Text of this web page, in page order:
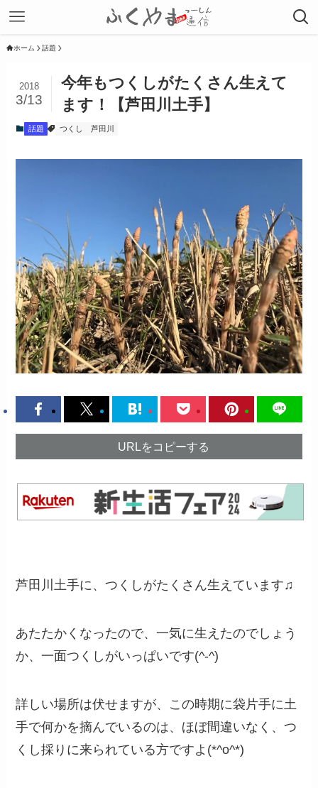
ホーム 話題
今年もつくしがたくさん生えて
ます！【芦田川土手】
2018
3/13
話題 つくし 芦田川
URLをコピーする
芦田川土手に、つくしがたくさん生えています♫
あたたかくなったので、一気に生えたのでしょう
か、一面つくしがいっぱいです(^-^)
詳しい場所は伏せますが、この時期に袋片手に土
手で何かを摘んでいるのは、ほぼ間違いなく、つ
くし採りに来られている方ですよ(*^o^*)